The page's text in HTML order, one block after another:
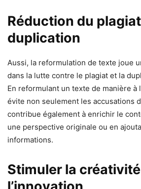
Réduction du
duplication
Aussi, la reformulation de texte joue
dans la lutte contre le plagiat et la
En reformulant un texte de manière à
évite non seulement les accusations
contribue également à enrichir le
une perspective originale ou en
informations.
Stimuler la